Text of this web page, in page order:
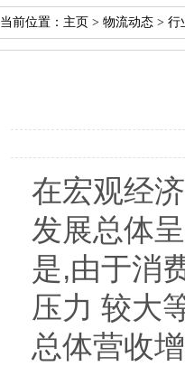
当前位置： 主页 > 物流动态 > 行
在宏观经
发展总体
是,由于消
压力 较大
总体营收